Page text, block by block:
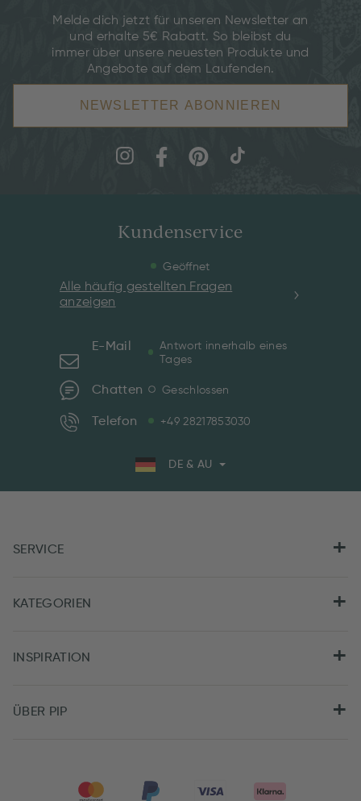
Melde dich jetzt für unseren Newsletter an
und erhalte 5€ Rabatt. So bleibst du
immer über unsere neuesten Produkte und
Angebote auf dem Laufenden.
NEWSLETTER ABONNIEREN
Kundenservice
Geöffnet
Alle häufig gestellten Fragen
anzeigen
E-Mail
Antwort innerhalb eines
Tages
Chatten Geschlossen
Telefon +49 28217853030
DE & AU
SERVICE
KATEGORIEN
INSPIRATION
ÜBER PIP